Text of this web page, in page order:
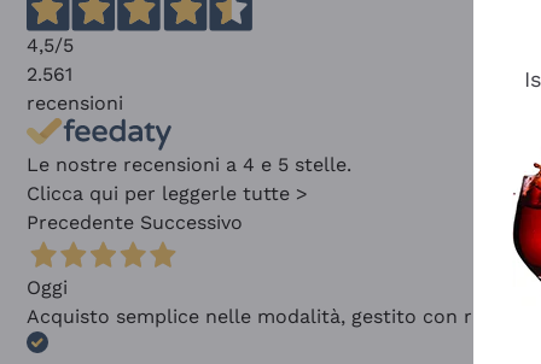
4,5/5
2.561
recensioni
Le nostre recensioni a 4 e 5 stelle.
Clicca qui per leggerle tutte >
Precedente Successivo
Oggi
Acquisto semplice nelle modalità, gestito con